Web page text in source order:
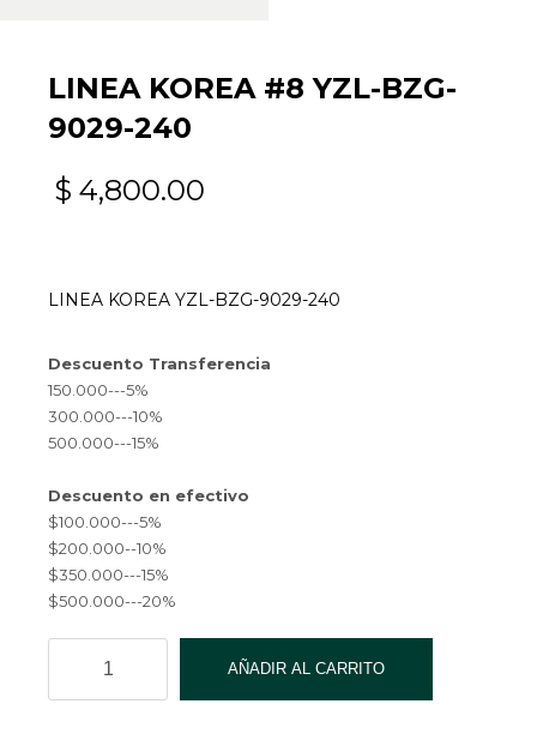
LINEA KOREA #8 YZL-BZG-
9029-240
$ 4,800.00
LINEA KOREA YZL-BZG-9029-240
Descuento Transferencia
150.000---5%
300.000---10%
500.000---15%
Descuento en efectivo
$100.000---5%
$200.000--10%
$350.000---15%
$500.000---20%
KOREA
#8
AÑADIR AL CARRITO